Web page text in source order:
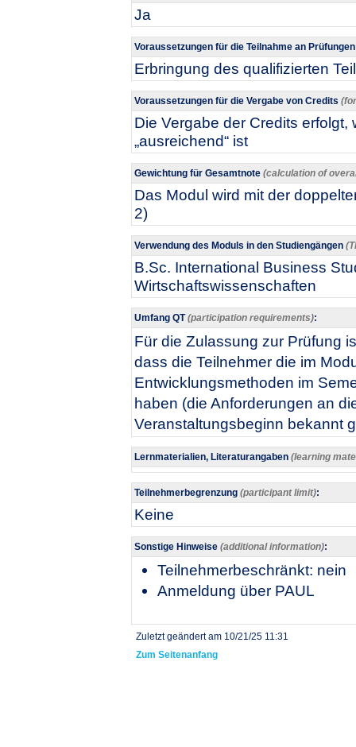
Ja
Voraussetzungen für die Teilnahme an
Erbringung des qualifizierten
Voraussetzungen für die Vergabe von Credits
Die Vergabe der Credits
„ausreichend“ ist
Gewichtung für Gesamtnote (calculation of
Das Modul wird mit der
2)
Verwendung des Moduls in den Studiengängen
B.Sc. International Business
Wirtschaftswissenschaften
Umfang QT(participation requirements):
​Für die Zulassung zur Prüfung
dass die Teilnehmer die im
Entwicklungsmethoden im
haben (die Anforderungen an
Veranstaltungsbeginn bekannt
Lernmaterialien, Literaturangaben (learning
Teilnehmerbegrenzung (participant limit):
Keine
Sonstige Hinweise (additional information):
Teilnehmerbeschränkt: nein
Anmeldung über PAUL
Zuletzt geändert am 10/21/25 11:31
Zum Seitenanfang